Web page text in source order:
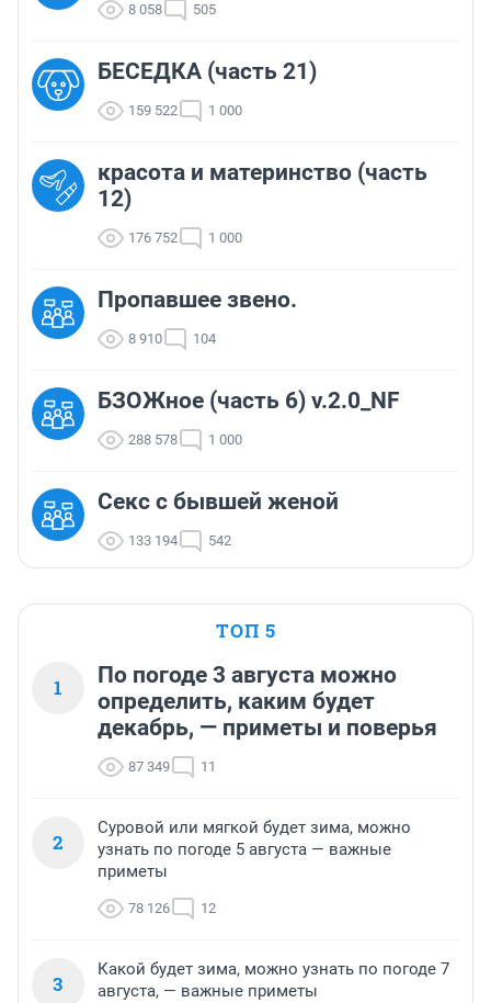
8 058 505
БЕСЕДКА (часть 21)
159 522 1 000
красота и материнство (часть
12)
176 752 1 000
Пропавшее звено.
8 910 104
БЗОЖное (часть 6) v.2.0_NF
288 578 1 000
Секс с бывшей женой
133 194 542
ТОП 5
1
По погоде 3 августа можно
определить, каким будет
декабрь, — приметы и поверья
87 349 11
2
Суровой или мягкой будет зима, можно
узнать по погоде 5 августа — важные
приметы
78 126 12
3
Какой будет зима, можно узнать по погоде 7
августа, — важные приметы